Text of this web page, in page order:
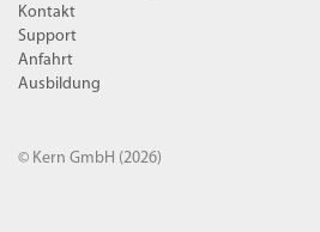
Kontakt
Support
Anfahrt
Ausbildung
© Kern GmbH (2026)